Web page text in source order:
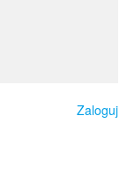
Zaloguj